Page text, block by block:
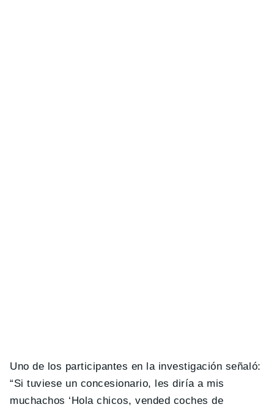
Uno de los participantes en la investigación señaló:
“Si tuviese un concesionario, les diría a mis
muchachos ‘Hola chicos, vended coches de